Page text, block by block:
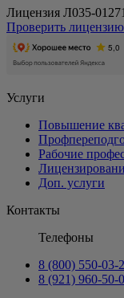
Лицензия Л035-
Проверить лицензию
Услуги
Повышение
Рабочие
Доп. услуги
Контакты
Телефоны
8 (800) 550-03-
8 (921) 960-50-